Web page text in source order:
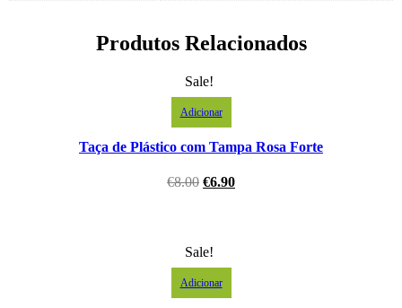
Produtos Relacionados
Sale!
Adicionar
Taça de Plástico com Tampa Rosa Forte
€8.00 €6.90
Sale!
Adicionar